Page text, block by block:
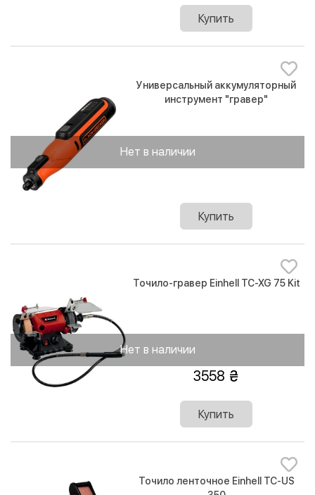
Купить
Нет в наличии
Универсальный аккумуляторный
инструмент "гравер"
Купить
Нет в наличии
Точило-гравер Einhell TC-XG 75 Kit
3558
Купить
Точило ленточное Einhell TC-US